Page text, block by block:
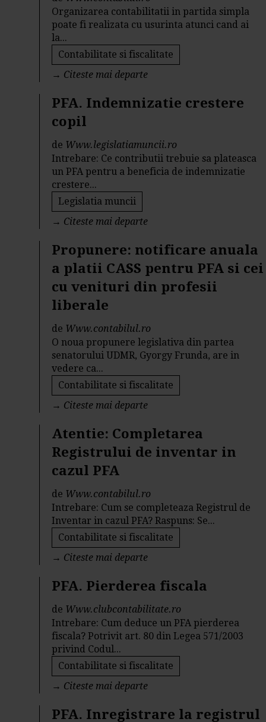
Organizarea contabilitatii in partida simpla
poate fi realizata cu usurinta atunci cand ai
la...
Contabilitate si fiscalitate
→ Citeste mai departe
PFA. Indemnizatie crestere
copil
de Www.legislatiamuncii.ro
Intrebare: Ce contributii trebuie sa plateasca
un PFA pentru a beneficia de indemnizatie
crestere...
Legislatia muncii
→ Citeste mai departe
Propunere: notificare anuala
a platii CASS pentru PFA si cei
cu venituri din profesii
liberale
de Www.contabilul.ro
O noua propunere legislativa din partea
senatorului UDMR, Gyorgy Frunda, are in
vedere ca...
Contabilitate si fiscalitate
→ Citeste mai departe
Atentie: Completarea
Registrului de inventar in
cazul PFA
de Www.contabilul.ro
Intrebare: Cum se completeaza Registrul de
Inventar in cazul PFA? Raspuns: Se...
Contabilitate si fiscalitate
→ Citeste mai departe
PFA. Pierderea fiscala
de Www.clubcontabilitate.ro
Intrebare: Cum deduce un PFA pierderea
fiscala? Potrivit art. 80 din Legea 571/2003
privind Codul...
Contabilitate si fiscalitate
→ Citeste mai departe
PFA. Inregistrare la registrul